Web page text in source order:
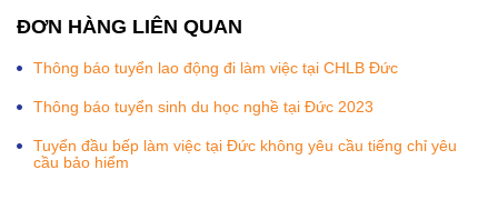
ĐƠN HÀNG LIÊN QUAN
Thông báo tuyển lao động đi làm việc tại CHLB Đức
Thông báo tuyển sinh du học nghề tại Đức 2023
Tuyển đầu bếp làm việc tại Đức không yêu cầu tiếng chỉ yêu
cầu bảo hiểm